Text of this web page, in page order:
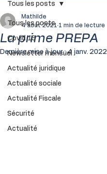
Tous les posts
Covid 19
Newsletter mensuel
Actualité juridique
Actualité sociale
Actualité Fiscale
Sécurité
Actualité
Tous les posts
La prime PREPA
Mathilde
4 août 2021 1 min de lecture
Dernière mise à jour :4 janv. 2022